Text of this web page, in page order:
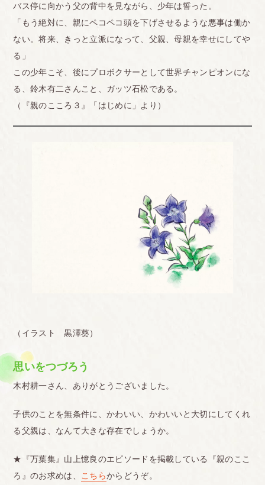
バス停に向かう父の背中を見ながら、少年は誓った。
「もう絶対に、親にペコペコ頭を下げさせるような悪事は働か
ない。将来、きっと立派になって、父親、母親を幸せにしてや
る」
この少年こそ、後にプロボクサーとして世界チャンピオンにな
る、鈴木有二さんこと、ガッツ石松である。
（『親のこころ３』「はじめに」より）
（イラスト 黒澤葵）
思いをつづろう
木村耕一さん、ありがとうございました。
子供のことを無条件に、かわいい、かわいいと大切にしてくれ
る父親は、なんて大きな存在でしょうか。
★『万葉集』山上憶良のエピソードを掲載している『親のここ
ろ』のお求めは、
こちらからどうぞ。